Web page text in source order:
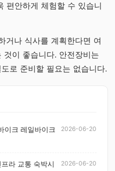
편안하게 체험할 수 있습니
거나 식사를 계획한다면 여
이 좋습니다. 안전장비는
로 준비할 필요는 없습니다.
이크 레일바이크
2026-06-20
라 교통 숙박시
2026-06-20